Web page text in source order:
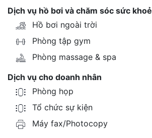
Dịch vụ hồ bơi và chăm sóc sức khoẻ
Hồ bơi ngoài trời
Phòng tập gym
Phòng massage & spa
Dịch vụ cho doanh nhân
Phòng họp
Tổ chức sự kiện
Máy fax/Photocopy